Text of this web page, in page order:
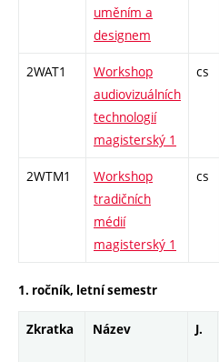
uměním a
designem
2WAT1
Workshop
audiovizuálních
technologií
magisterský 1
cs
2WTM1
Workshop
tradičních
médií
magisterský 1
cs
1. ročník, letní semestr
Zkratka Název J.